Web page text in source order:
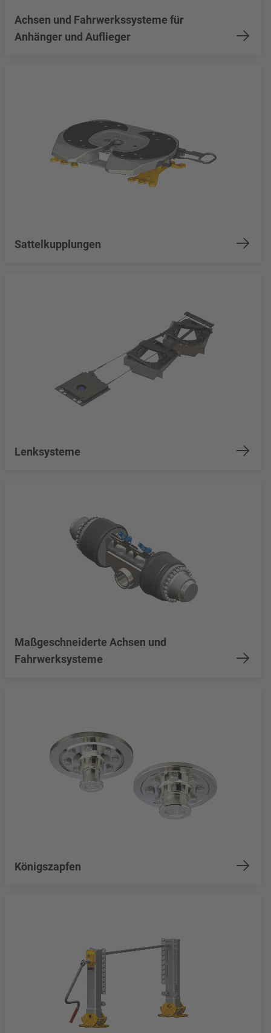
Achsen und Fahrwerkssysteme für
Anhänger und Auflieger
Sattelkupplungen
Lenksysteme
Maßgeschneiderte Achsen und
Fahrwerksysteme
Königszapfen